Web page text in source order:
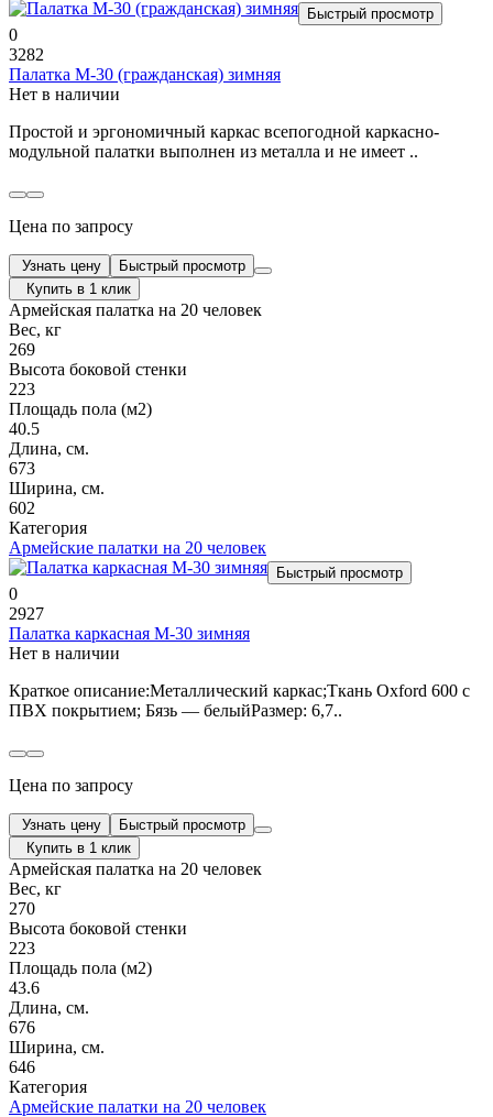
Быстрый просмотр
0
3282
Палатка М-30 (гражданская) зимняя
Нет в наличии
Простой и эргономичный каркас всепогодной каркасно-
модульной палатки выполнен из металла и не имеет ..
Цена по запросу
Узнать цену
Быстрый просмотр
Купить в 1 клик
Армейская палатка на 20 человек
Вес, кг
269
Высота боковой стенки
223
Площадь пола (м2)
40.5
Длина, см.
673
Ширина, см.
602
Категория
Армейские палатки на 20 человек
Быстрый просмотр
0
2927
Палатка каркасная М-30 зимняя
Нет в наличии
Краткое описание:Металлический каркас;Ткань Oxford 600 c
ПВХ покрытием; Бязь — белыйРазмер: 6,7..
Цена по запросу
Узнать цену
Быстрый просмотр
Купить в 1 клик
Армейская палатка на 20 человек
Вес, кг
270
Высота боковой стенки
223
Площадь пола (м2)
43.6
Длина, см.
676
Ширина, см.
646
Категория
Армейские палатки на 20 человек